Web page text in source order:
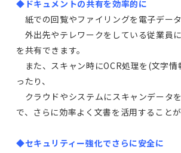
◆ドキュメントの共有を効率的に
紙での回覧やファイリングを電子データ
外出先やテレワークをしている従業員
を共有できます。
また、スキャン時にOCR処理を(文字情
ったり、
クラウドやシステムにスキャンデータ
で、さらに効率よく文書を活用することが
◆セキュリティー強化でさらに安全に